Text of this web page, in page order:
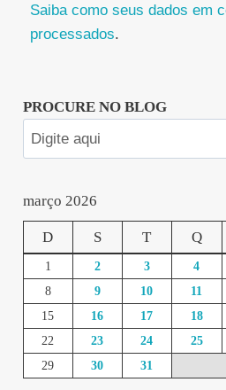
Saiba como seus dados em
processados.
PROCURE NO BLOG
março 2026
D S T Q
1 2 3 4
8
9 10 11
15
16 17 18
22
23 24 25
29
30 31